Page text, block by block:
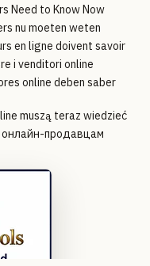
Need to Know Now
nu moeten weten
en ligne doivent savoir
i venditori online
online deben saber
muszą teraz wiedzieć
продавцам